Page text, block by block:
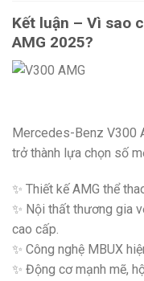
Kết luận – Vì sao
AMG 2025?
Mercedes-Benz V300
trở thành lựa chọn số
✨ Thiết kế AMG thể
✨ Nội thất thương gia
cao cấp.
✨ Công nghệ MBUX
✨ Động cơ mạnh mẽ,